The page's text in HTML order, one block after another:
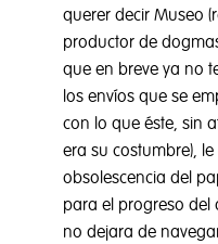
querer decir Museo
productor de
que en breve ya no
los envíos que se
con lo que éste, sin
era su costumbre),
obsolescencia del
para el progreso del
no dejara de